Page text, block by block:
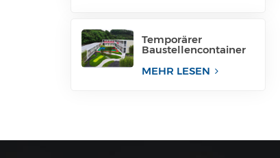
Temporärer
Baustellencontainer
MEHR LESEN